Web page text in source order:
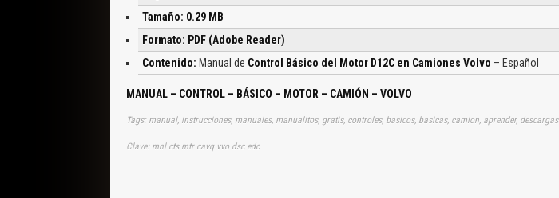
Tamaño: 0.29 MB
Formato: PDF (Adobe Reader)
Contenido: Manual de Control Básico del Motor D12C en Camiones Volvo – Español
MANUAL – CONTROL – BÁSICO – MOTOR – CAMIÓN – VOLVO
Tags: manual, instrucciones, manuales, manualitos, gratis, controles, basicos, basicas, camion, aprender, descargas
Clave: mnl cts mtr cavq vvo dsc edc